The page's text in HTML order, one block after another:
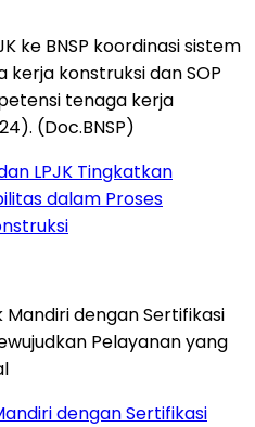
LPJK Tingkatkan
dalam Proses
dengan Sertifikasi